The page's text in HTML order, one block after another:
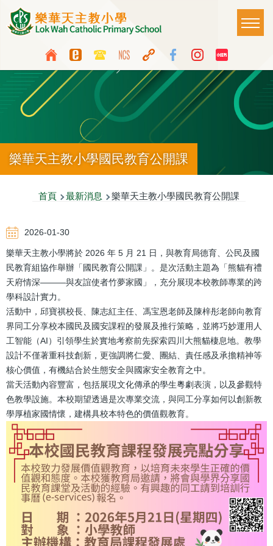
移至主內容
Top
Media
Icon
Button
Language
switcher
Main
樂華天主教小學國民教育公開課
連
結
首頁 最新消息 樂華天主教小學國民教育公開課
2026-01-30
樂華天主教小學將於 2026 年 5 月 21 日，與教育局德育、公民及國
民教育組協作舉辦「國民教育公開課」。是次活動主題為「熊貓有禮
天府情深———與友誼使者竹夢家國」，充分展現本校教師專業的跨
學科設計實力。
活動中，邱寶祺校長、陳志紅主任、馮宝恩老師及陳梓彤老師向教育
界同工分享校本國民及國安課程的發展及推行策略，並將巧妙運用人
工智能（AI）引領學生於實地考察前先探索四川大熊貓棲息地。教學
設計不僅著重科技創新，更強調將仁愛、團結、責任感及承擔精神等
核心價值，有機結合於生態安全與國家安全教育之中。
當天活動內容豐富，包括展現文化傳承的學生粵劇表演，以及參觀特
色教學設施。本校期望透過是次專業交流，與同工分享如何以創新教
學厚植家國情懷，建構具校本特色的價值觀教育。